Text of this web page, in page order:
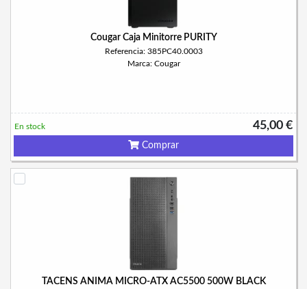
Cougar Caja Minitorre PURITY
Referencia: 385PC40.0003
Marca: Cougar
45,00 €
En stock
Comprar
TACENS ANIMA MICRO-ATX AC5500 500W BLACK